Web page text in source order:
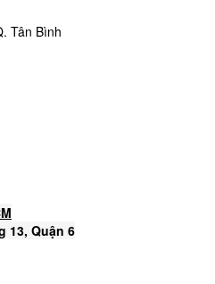
Tân Bình
13, Quận 6